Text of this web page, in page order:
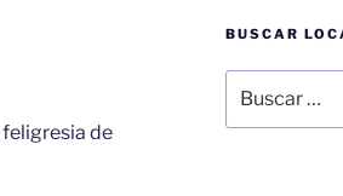
de
BUSCAR
por: